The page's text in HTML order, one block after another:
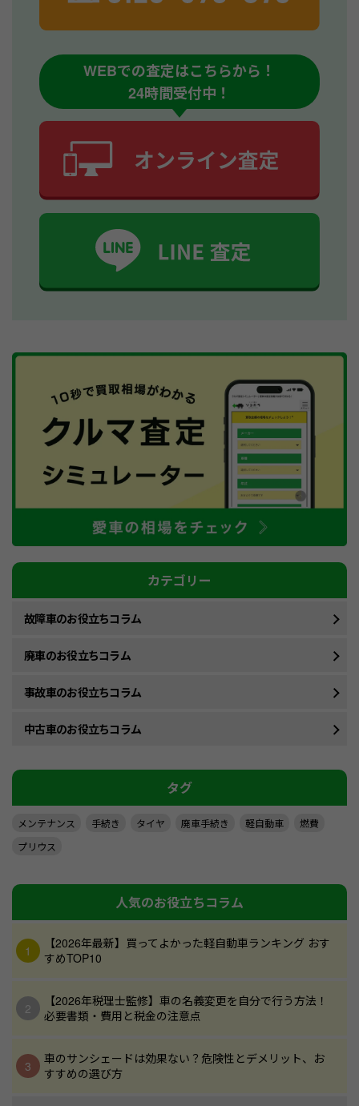
WEBでの査定はこちらから！
24時間受付中！
カテゴリー
故障車のお役立ちコラム
廃車のお役立ちコラム
事故車のお役立ちコラム
中古車のお役立ちコラム
タグ
メンテナンス 手続き タイヤ 廃車手続き 軽自動車
燃費
プリウス
人気のお役立ちコラム
【2026年最新】買ってよかった軽自動車ランキング おす
すめTOP10
【2026年税理士監修】車の名義変更を自分で行う方法！
必要書類・費用と税金の注意点
車のサンシェードは効果ない？危険性とデメリット、お
すすめの選び方